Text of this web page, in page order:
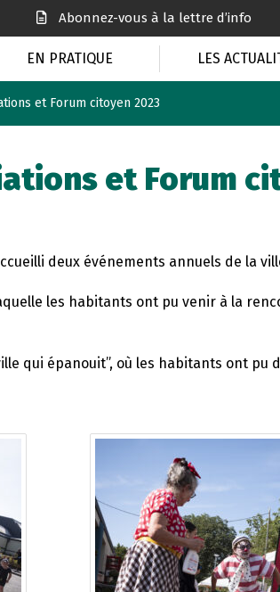
Abonnez-vous à la lettre d’info
EN PRATIQUE LES
et Forum citoyen 2023
et Forum
deux événements annuels de la
les habitants ont pu venir à la
qui épanouit”, où les habitants ont pu